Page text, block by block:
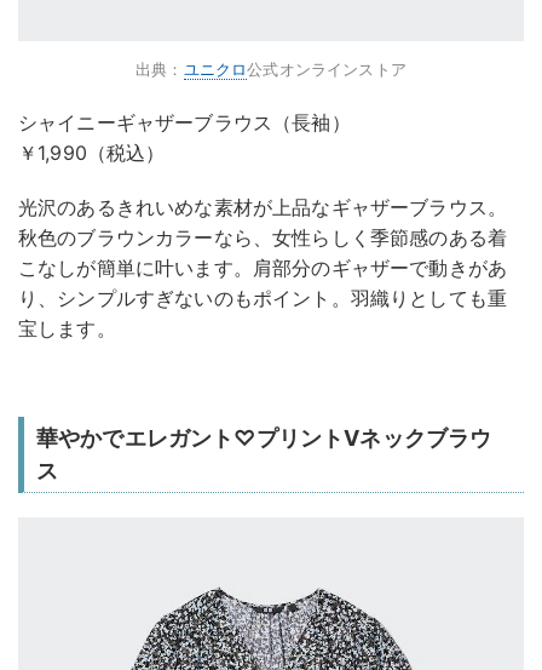
出典： ユニクロ公式オンラインストア
シャイニーギャザーブラウス（長袖）
￥1,990（税込）
光沢のあるきれいめな素材が上品なギャザーブラウス。
秋色のブラウンカラーなら、女性らしく季節感のある着
こなしが簡単に叶います。肩部分のギャザーで動きがあ
り、シンプルすぎないのもポイント。羽織りとしても重
宝します。
華やかでエレガント♡プリントVネックブラウ
ス